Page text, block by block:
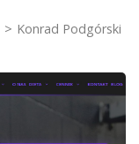
> Konrad Podgórski